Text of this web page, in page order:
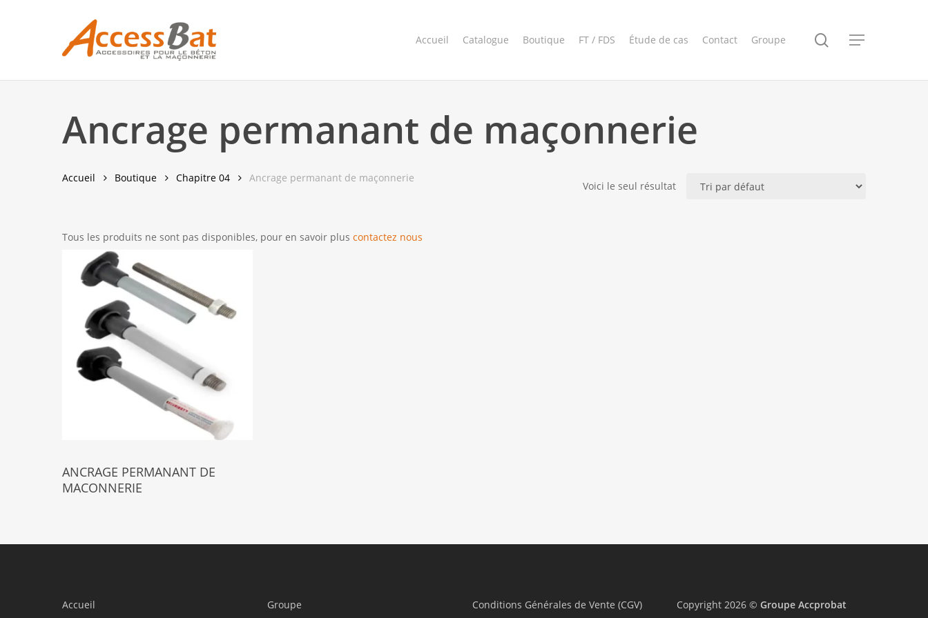
Hit enter to search or ESC to close
Accueil Catalogue Boutique FT / FDS Étude de cas Contact Groupe search
Menu
Ancrage permanant de maçonnerie
Voici le seul résultat
Accueil Boutique Chapitre 04 Ancrage permanant de maçonnerie
Tous les produits ne sont pas disponibles, pour en savoir plus contactez nous
ANCRAGE PERMANANT DE
MACONNERIE
Accueil Groupe Conditions Générales de Vente (CGV) Copyright 2026 © Groupe Accprobat